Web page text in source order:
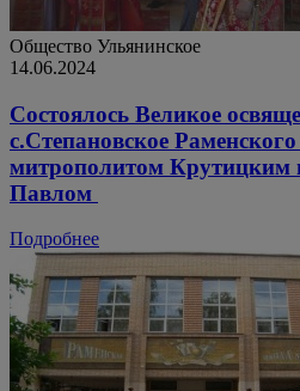
Общество Ульянинское
14.06.2024
Состоялось Великое
с.Степановское
митрополитом Крутицким
Павлом
Подробнее